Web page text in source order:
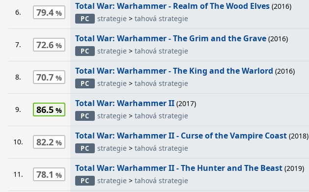
6. 79.4
Total War: Warhammer - Realm of The Wood Elves (2016)
PC strategie > tahová strategie
7. 72.6
Total War: Warhammer - The Grim and the Grave (2016)
PC strategie > tahová strategie
8. 70.7
Total War: Warhammer - The King and the Warlord (2016)
PC strategie > tahová strategie
9. 86.5
Total War: Warhammer II (2017)
PC strategie > tahová strategie
10. 82.2
Total War: Warhammer II - Curse of the Vampire Coast (2018)
PC strategie > tahová strategie
11. 78.1
Total War: Warhammer II - The Hunter and The Beast (2019)
PC strategie > tahová strategie